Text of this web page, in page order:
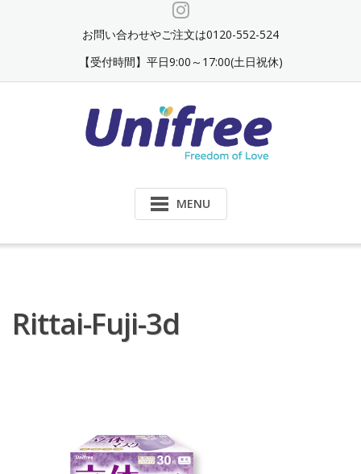
お問い合わせやご注文は0120-552-524
【受付時間】平日9:00～17:00(土日祝休)
MENU
Rittai-Fuji-3d